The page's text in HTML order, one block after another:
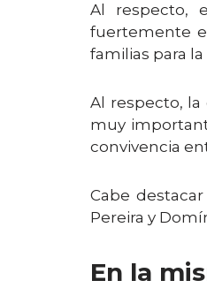
Al respecto,
fuertemente
familias para
Al respecto, la
muy
convivencia
Cabe
Pereira y
En la